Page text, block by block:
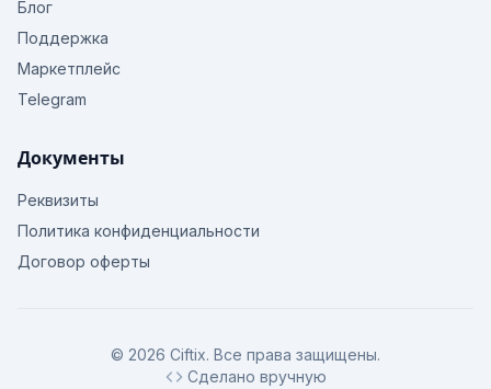
Блог
Поддержка
Маркетплейс
Telegram
Документы
Реквизиты
Политика конфиденциальности
Договор оферты
© 2026 Ciftix. Все права защищены.
Сделано вручную